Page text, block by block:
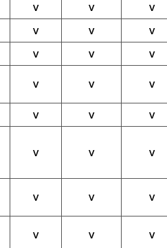
V V V
V V V
V V V
V V V
V V V
V V V
V V V
V V V